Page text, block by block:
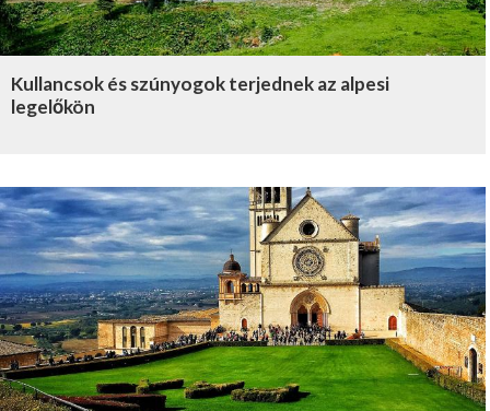
Kullancsok és szúnyogok terjednek az alpesi
legelőkön